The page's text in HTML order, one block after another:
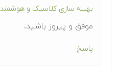
بهینه سازی کلاسیک و هوشمند
موفق و پیروز باشید.
پاسخ